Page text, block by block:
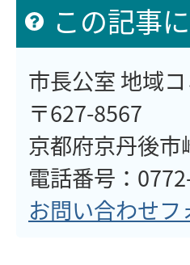
この記事
市長公室 地域
〒627-8567
京都府京丹後
電話番号：
お問い合わせフ